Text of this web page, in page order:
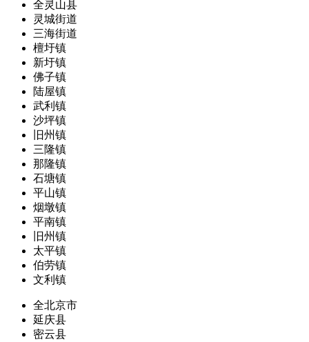
全灵山县
灵城街道
三海街道
檀圩镇
新圩镇
佛子镇
陆屋镇
武利镇
沙坪镇
旧州镇
三隆镇
那隆镇
石塘镇
平山镇
烟墩镇
平南镇
旧州镇
太平镇
伯劳镇
文利镇
全北京市
延庆县
密云县